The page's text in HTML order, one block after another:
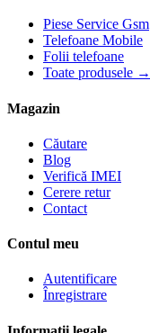
Piese Service Gsm
Telefoane Mobile
Folii telefoane
Toate produsele →
Magazin
Căutare
Blog
Verifică IMEI
Cerere retur
Contact
Contul meu
Autentificare
Înregistrare